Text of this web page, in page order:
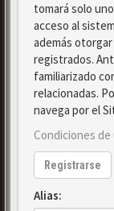
tomará solo
acceso al
además
registrados.
familiarizado
relacionadas.
navega por el
Condiciones de
Registrarse
Alias: